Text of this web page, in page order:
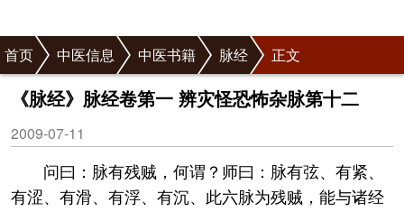
首页 中医信息 中医书籍 脉经 正文
《脉经》脉经卷第一 辨灾怪恐怖杂脉第十二
2009-07-11
问曰：脉有残贼，何谓？师曰：脉有弦、有紧、
有涩、有滑、有浮、有沉、此六脉为残贼，能与诸经